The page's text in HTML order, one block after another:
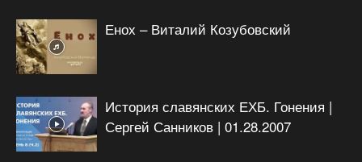
Енох – Виталий Козубовский
История славянских ЕХБ. Гонения |
Сергей Санников | 01.28.2007